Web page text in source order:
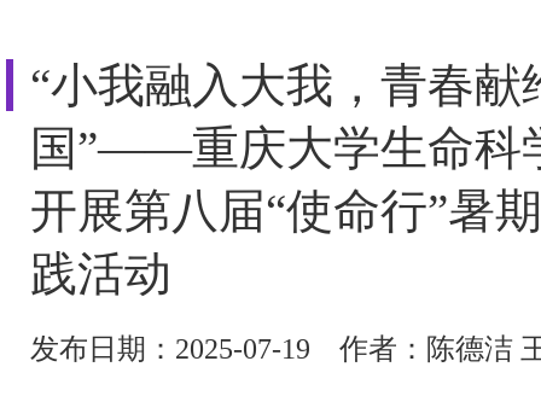
“小我融入大我，青春献
国”——重庆大学生命科
开展第八届“使命行”暑
践活动
发布日期：2025-07-19 作者：陈德洁